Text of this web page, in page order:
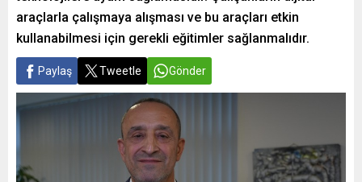
araçlarla çalışmaya alışması ve bu araçları etkin
kullanabilmesi için gerekli eğitimler sağlanmalıdır.
Paylaş Tweetle Gönder